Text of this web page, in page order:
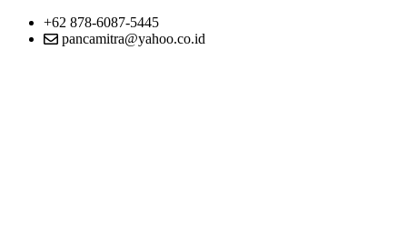
+62 878-6087-5445
pancamitra@yahoo.co.id